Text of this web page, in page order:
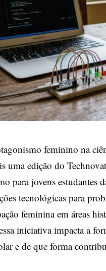
feminino na
uma edição do
para jovens estudantes
tecnológicas para
feminina em áreas
iniciativa impacta a
e de que forma